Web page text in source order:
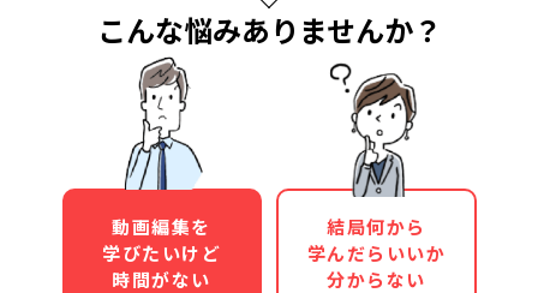
こんな悩みありませんか？
動画編集を
学びたいけど
時間がない
結局何から
学んだらいいか
分からない